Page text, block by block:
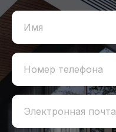
Имя
Номер телефона
Электронная почта